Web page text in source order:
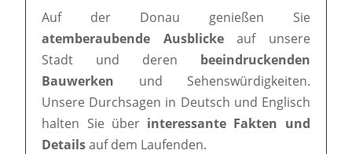
Auf der Donau genießen Sie
atemberaubende Ausblickeauf unsere
Stadt und deren beeindruckenden
Bauwerken und Sehenswürdigkeiten.
Unsere Durchsagen in Deutsch und Englisch
halten Sie über interessante Fakten und
Detailsauf dem Laufenden.